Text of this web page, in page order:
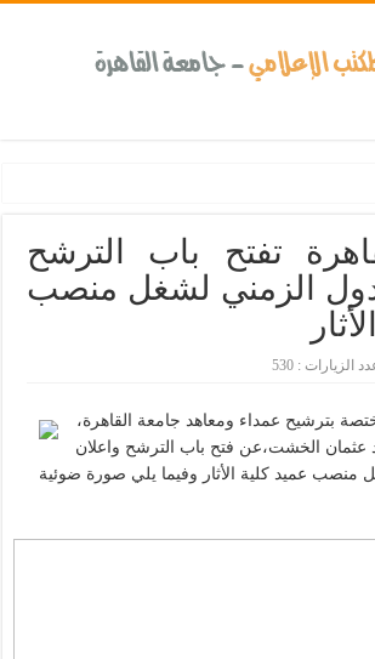
تفتح باب الترشح
الزمني لشغل منصب
: 530
بترشيح عمداء ومعاهد جامعة القاهرة،
عثمان الخشت،عن فتح باب الترشح واعلان
عميد كلية الأثار وفيما يلي صورة ضوئية